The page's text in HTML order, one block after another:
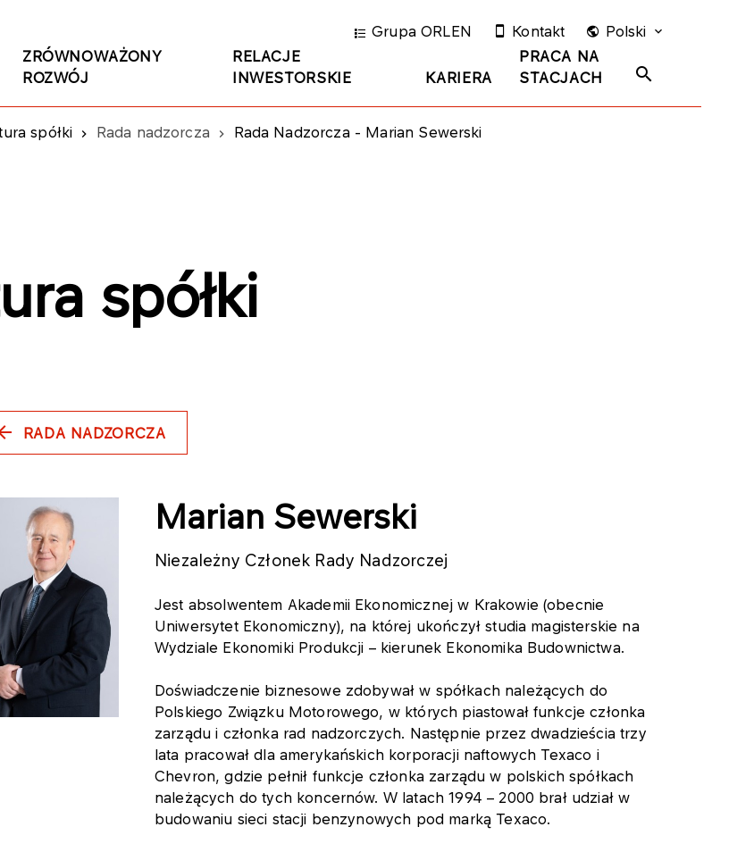
ZRÓWNOWAŻONY
ROZWÓJ
RELACJE
INWESTORSKIE
KARIERA
PRACA NA
STACJACH
Grupa ORLEN Kontakt Polski
spółki Rada nadzorcza Rada Nadzorcza - Marian Sewerski
spółki
RADA NADZORCZA
Marian Sewerski
Niezależny Członek Rady Nadzorczej
Jest absolwentem Akademii Ekonomicznej w Krakowie (obecnie
Uniwersytet Ekonomiczny), na której ukończył studia magisterskie na
Wydziale Ekonomiki Produkcji – kierunek Ekonomika Budownictwa.
Doświadczenie biznesowe zdobywał w spółkach należących do
Polskiego Związku Motorowego, w których piastował funkcje członka
zarządu i członka rad nadzorczych. Następnie przez dwadzieścia trzy
lata pracował dla amerykańskich korporacji naftowych Texaco i
Chevron, gdzie pełnił funkcje członka zarządu w polskich spółkach
należących do tych koncernów. W latach 1994 – 2000 brał udział w
budowaniu sieci stacji benzynowych pod marką Texaco.